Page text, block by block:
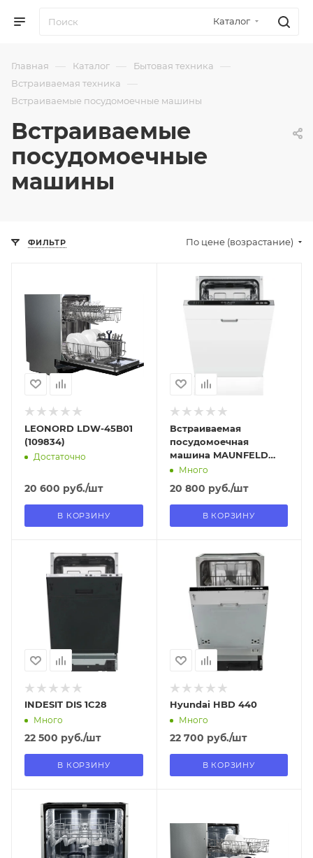
Каталог
Главная — Каталог — Бытовая техника —
Встраиваемая техника —
Встраиваемые посудомоечные машины
Встраиваемые
посудомоечные
машины
ФИЛЬТР По цене (возрастание)
13.08.2026
В наличии в пункте
самовывоза
Нет
LEONORD LDW-45B01
(109834)
Достаточно
20 600 руб./шт
В КОРЗИНУ
Отправим
11.08.2026
В наличии в пункте
Встраиваемая
посудомоечная
машина MAUNFELD
MLP4529A01
Много
20 800 руб./шт
В КОРЗИНУ
Отправим
13.08.2026
В наличии в пункте
самовывоза
INDESIT DIS 1C28
Много
22 500 руб./шт
В КОРЗИНУ
Отправим
11.08.2026
В наличии в пункте
самовывоза
Hyundai HBD 440
Много
22 700 руб./шт
В КОРЗИНУ
Отправим
13.08.2026
В наличии в пункте
13.08.2026
В наличии в пункте